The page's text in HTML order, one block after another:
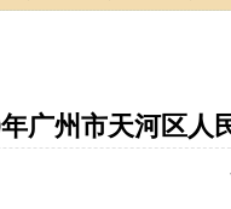
广州市天河区人